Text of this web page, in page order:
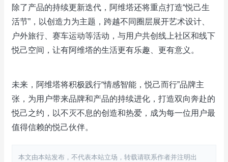
除了产品的持续更新迭代，阿维塔还将重点打造“悦己生
活节”，以创造力为主题，跨越不同圈层展开艺术设计、
户外旅行、赛车运动等活动，与用户共创线上社区和线下
悦己空间，让有阿维塔的生活更有乐趣、更有意义。
未来，阿维塔将积极践行“情感智能，悦己而行”品牌主
张，为用户带来品牌和产品的持续进化，打造双向奔赴的
悦己之约，以不灭不息的创造和热爱，成为每一位用户最
值得信赖的悦己伙伴。
本文由本站发布，不代表本站立场，转载请联系作者并注明出